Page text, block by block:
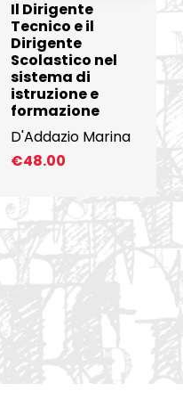
Il Dirigente
Tecnico e il
Dirigente
Scolastico nel
sistema di
istruzione e
formazione
D'Addazio Marina
€48.00